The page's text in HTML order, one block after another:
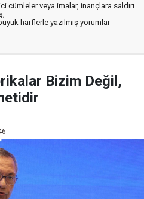
cümleler veya imalar, inançlara saldırı
harflerle yazılmış yorumlar
Bizim Değil,